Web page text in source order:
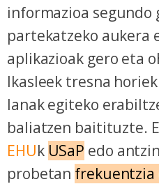
informazioa
partekatzeko aukera
aplikazioak gero eta
Ikasleek tresna
lanak egiteko
baliatzen baitituzte.
EHUk USaP edo
probetan